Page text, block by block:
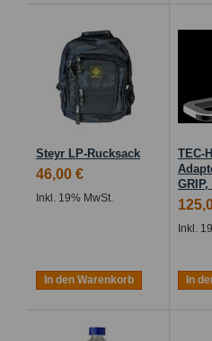
Steyr LP-Rucksack
46,00 €
Inkl. 19% MwSt.
In den Warenkorb
TEC-
Inkl.
In